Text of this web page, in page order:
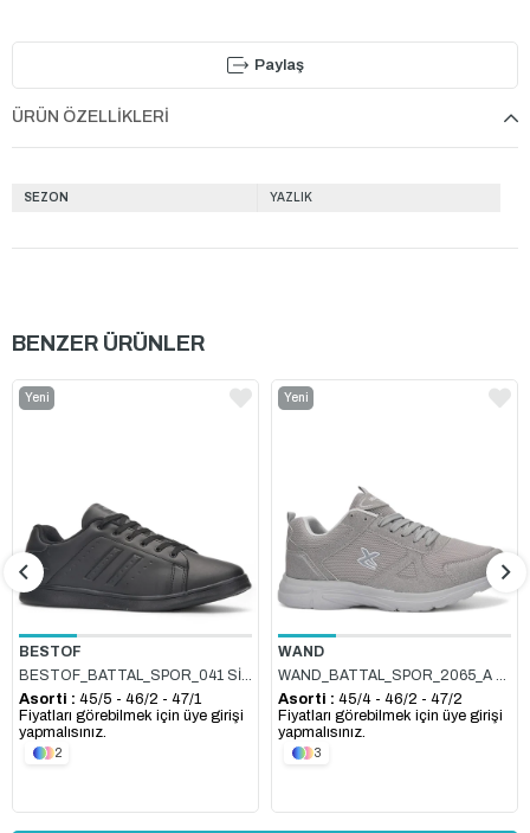
Paylaş
ÜRÜN ÖZELLIKLERI
SEZON YAZLIK
BENZER ÜRÜNLER
BESTOF
BESTOF_BATTAL_SPOR_041 SİYAH_SİYAH
Yeni
Asorti : 45/5 - 46/2 - 47/1
Fiyatları görebilmek için üye girişi
yapmalısınız.
2
WAND
WAND_BATTAL_SPOR_2065_A BUZ
Yeni
Asorti : 45/4 - 46/2 - 47/2
Fiyatları görebilmek için üye girişi
yapmalısınız.
3